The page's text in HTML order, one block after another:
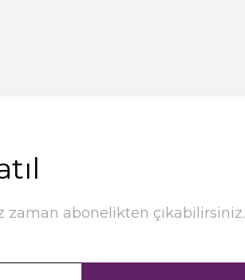
zaman abonelikten çıkabilirsiniz.